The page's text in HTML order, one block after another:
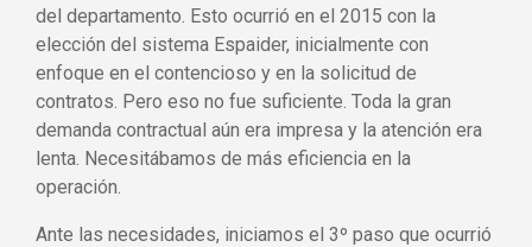
del departamento. Esto ocurrió en el 2015 con la
elección del sistema Espaider, inicialmente con
enfoque en el contencioso y en la solicitud de
contratos. Pero eso no fue suficiente. Toda la gran
demanda contractual aún era impresa y la atención era
lenta. Necesitábamos de más eficiencia en la
operación.
Ante las necesidades, iniciamos el 3º paso que ocurrió